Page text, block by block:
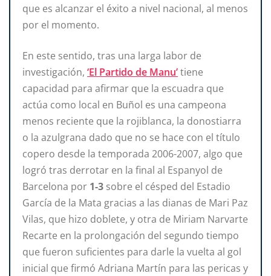
que es alcanzar el éxito a nivel nacional, al menos
por el momento.
En este sentido, tras una larga labor de
investigación, ‘El Partido de Manu’tiene
capacidad para afirmar que la escuadra que
actúa como local en Buñol es una campeona
menos reciente que la rojiblanca, la donostiarra
o la azulgrana dado que no se hace con el título
copero desde la temporada 2006-2007, algo que
logró tras derrotar en la final al Espanyol de
Barcelona por 1-3 sobre el césped del Estadio
García de la Mata gracias a las dianas de Mari Paz
Vilas, que hizo doblete, y otra de Miriam Narvarte
Recarte en la prolongación del segundo tiempo
que fueron suficientes para darle la vuelta al gol
inicial que firmó Adriana Martín para las pericas y